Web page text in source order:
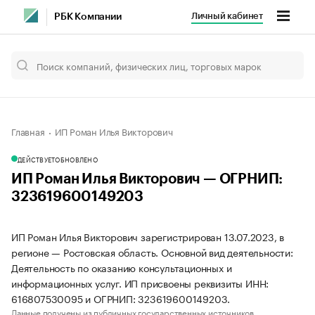
РБК Компании Личный кабинет
Главная ИП Роман Илья Викторович
ДЕЙСТВУЕТОБНОВЛЕНО
ИП Роман Илья Викторович — ОГРНИП:
323619600149203
ИП Роман Илья Викторович зарегистрирован 13.07.2023, в
регионе — Ростовская область. Основной вид деятельности:
Деятельность по оказанию консультационных и
информационных услуг. ИП присвоены реквизиты ИНН:
616807530095 и ОГРНИП: 323619600149203.
Данные получены из публичных государственных источников.